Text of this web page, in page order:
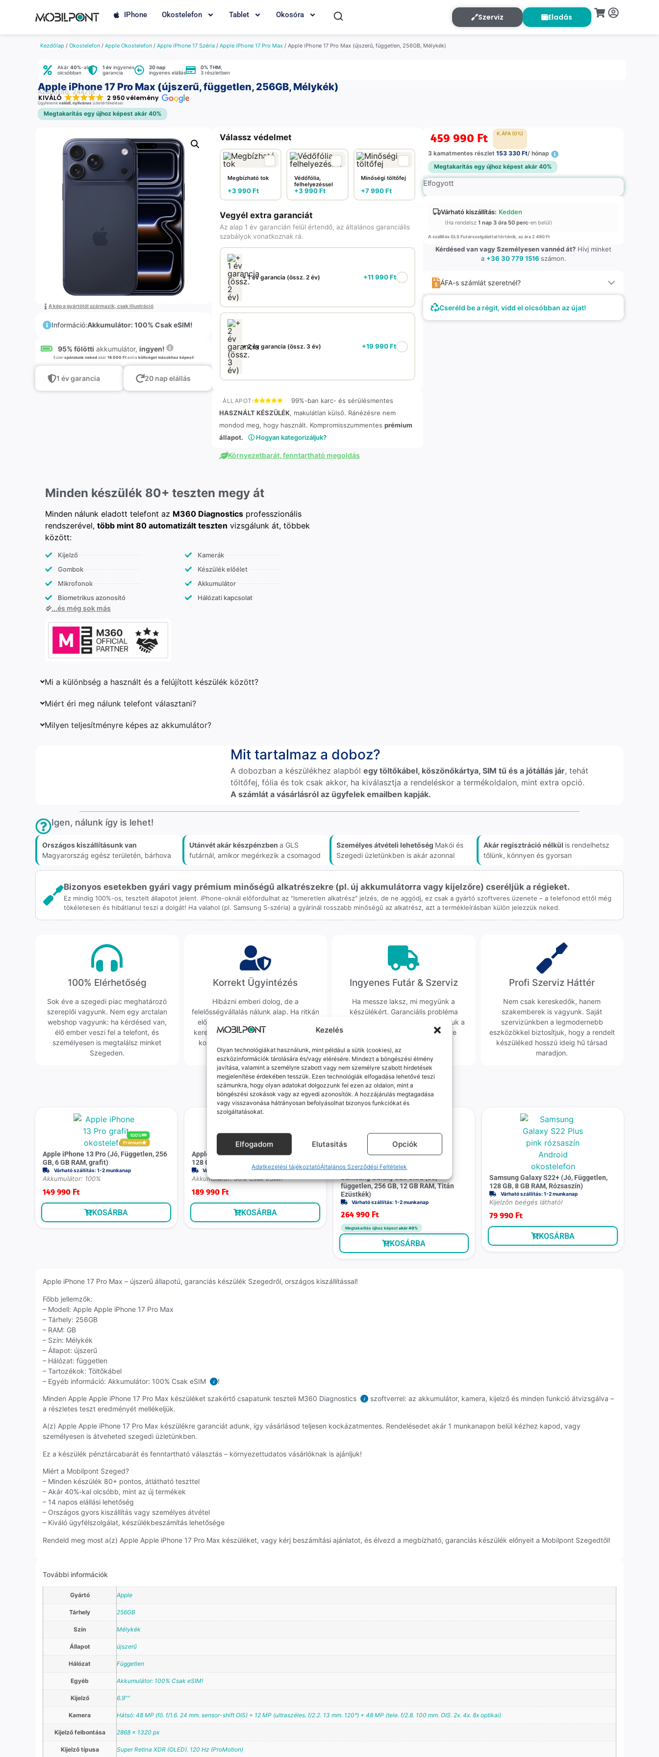
Kezelés
Olyan technológiákat használunk, mint például a sütik (cookies), az
eszközinformációk tárolására és/vagy elérésére. Mindezt a böngészési élmény
javítása, valamint a személyre szabott vagy nem személyre szabott hirdetések
megjelenítése érdekében tesszük. Ezen technológiák elfogadása lehetővé teszi
számunkra, hogy olyan adatokat dolgozzunk fel ezen az oldalon, mint a
böngészési szokások vagy az egyedi azonosítók. A hozzájárulás megtagadása
vagy visszavonása hátrányosan befolyásolhat bizonyos funkciókat és
szolgáltatásokat.
Elfogadom Elutasitás Opciók
Adatkezelési tájékoztatóÁltalános Szerződési Feltételek
IPhone Okostelefon Tablet Okosóra Szerviz Eladás
Kezdőlap / Okostelefon / Apple Okostelefon / Apple iPhone 17 Széria / Apple iPhone 17 Pro Max / Apple iPhone 17 Pro Max (újszerű, független, 256GB, Mélykék)
Akár 40%-al
olcsóbban
1 év ingyenes
garancia
20 nap
ingyenes elállás
0% THM
3 részletben
Apple iPhone 17 Pro Max (újszerű, független, 256GB, Mélykék)
Azonosító: 244718
KIVÁLÓ 2 950 vélemény
Ügyfeleink valódi, nyilvános üzletértékelései
Megtakarítás egy újhoz képest akár 40%
A kép a gyártótól származik, csak illustráció
Információ:Akkumulátor: 100% Csak eSIM!
95% fölötti akkumulátor, ingyen!
Ezzel spórolunk nekedakár 16 000 Ftextra költséget másokhoz képest!
1 év garancia 20 nap elállás
Válassz védelmet
Megbízható tok
+3 990Ft
Védőfólia,
felhelyezéssel
+3 990Ft
Minőségi töltőfej
+7 990Ft
Vegyél extra garanciát
Az alap 1 év garancián felül értendő, az általános garanciális
szabályok vonatkoznak rá.
+ 1 év garancia (össz. 2 év) +11 990Ft
+ 2 év garancia (össz. 3 év) +19 990Ft
ÁLLAPOT:
99%-ban karc- és sérülésmentes
HASZNÁLT KÉSZÜLÉK, makulátlan külső. Ránézésre nem
mondod meg, hogy használt. Kompromisszummentes prémium
állapot.
ⓘ Hogyan kategorizáljuk?
Környezetbarát, fenntartható megoldás
459 990 Ft K.ÁFA (0%)
3 kamatmentes részlet153 330 Ft/ hónap
Megtakarítás egy újhoz képest akár 40%
Elfogyott
Várható kiszállítás: Kedden
(Ha rendelsz1 nap 3 óra 50 perc-en belül)
A szállítás GLS Futárszolgálattal történik, az ára 2 490 Ft
Kérdésed van vagy Személyesen vannéd át? Hívj minket
a +36 30 779 1516 számon.
ÁFA-s számlát szeretnél?
Cseréld be a régit, vidd el olcsóbban az újat!
Minden készülék 80+ teszten megy át
Minden nálunk eladott telefont az M360 Diagnostics professzionális
rendszerével, több mint 80 automatizált teszten vizsgálunk át, többek
között:
Kijelző
Gombok
Mikrofonok
Biometrikus azonosító
Kamerák
Készülék előélet
Akkumulátor
Hálózati kapcsolat
...és még sok más
Mi a különbség a használt és a felújított készülék között?
Miért éri meg nálunk telefont választani?
Milyen teljesítményre képes az akkumulátor?
Mit tartalmaz a doboz?
A dobozban a készülékhez alapból egy töltőkábel, köszönőkártya, SIM tű és a jótállás jár, tehát
töltőfej, fólia és tok csak akkor, ha kiválasztja a rendeléskor a termékoldalon, mint extra opció.
A számlát a vásárlásról az ügyfelek emailben kapják.
Igen, nálunk így is lehet!
Országos kiszállításunk van
Magyarország egész területén, bárhova
Utánvét akár készpénzben a GLS
futárnál, amikor megérkezik a csomagod
Személyes átvételi lehetőség Makói és
Szegedi üzletünkben is akár azonnal
Akár regisztráció nélkül is rendelhetsz
tőlünk, könnyen és gyorsan
Bizonyos esetekben gyári vagy prémium minőségű alkatrészekre (pl. új akkumulátorra vagy kijelzőre) cseréljük a régieket.
Ez mindig 100%-os, tesztelt állapotot jelent. iPhone-oknál előfordulhat az "Ismeretlen alkatrész" jelzés, de ne aggódj, ez csak a gyártó szoftveres üzenete – a telefonod ettől még
tökéletesen és hibátlanul teszi a dolgát! Ha valahol (pl. Samsung S-széria) a gyárinál rosszabb minőségű az alkatrész, azt a termékleírásban külön jelezzük neked.
100% Elérhetőség
Sok éve a szegedi piac meghatározó
szereplői vagyunk. Nem egy arctalan
webshop vagyunk: ha kérdésed van,
élő ember veszi fel a telefont, és
személyesen is megtalálsz minket
Szegeden.
Korrekt Ügyintézés
Hibázni emberi dolog, de a
felelősségvállalás nálunk alap. Ha ritkán
előfordul egy hiba, nem kifogásokat
keresünk, hanem megoldást. Szakértő
kollégáink azonnal kézbe veszik az
ügyedet.
Ingyenes Futár & Szerviz
Ha messze laksz, mi megyünk a
készülékért. Garanciális probléma
esetén küldjük a futárt, bevizsgáljuk a
telefont, és javítva vagy cserélve
költséggel jár.
Profi Szerviz Háttér
Nem csak kereskedők, hanem
szakemberek is vagyunk. Saját
szervizünkben a legmodernebb
eszközökkel biztosítjuk, hogy a rendelt
készüléked hosszú ideig hű társad
maradjon.
Mások ezeket is megnézték
100%
Prémium
Apple iPhone 13 Pro (Jó, Független, 256
GB, 6 GB RAM, grafit)
Várható szállítás: 1-2 munkanap
Akkumulátor: 100%
149 990 Ft
KOSÁRBA
Prémium
Apple iPhone 15 (Újszerű, Független,
128 GB, 6 GB RAM, zöld)
Várható szállítás: 1-2 munkanap
Akkumulátor: 96% Csak eSIM!
189 990 Ft
KOSÁRBA
Samsung Galaxy S25 Ultra (Jó,
független, 256 GB, 12 GB RAM, Titán
Ezüstkék)
Várható szállítás: 1-2 munkanap
264 990 Ft
Megtakarítás újhoz képest akár 40%
KOSÁRBA
Samsung Galaxy S22+ (Jó, Független,
128 GB, 8 GB RAM, Rózsaszín)
Várható szállítás: 1-2 munkanap
Kijelzőn beégés látható!
79 990 Ft
KOSÁRBA
Apple iPhone 17 Pro Max – újszerű állapotú, garanciás készülék Szegedről, országos kiszállítással!
Főbb jellemzők:
– Modell: Apple Apple iPhone 17 Pro Max
– Tárhely: 256GB
– RAM: GB
– Szín: Mélykék
– Állapot: újszerű
– Hálózat: független
– Tartozékok: Töltőkábel
– Egyéb információ: Akkumulátor: 100% Csak eSIM
i !
Minden Apple Apple iPhone 17 Pro Max készüléket szakértő csapatunk teszteli M360 Diagnostics i
szoftverrel: az akkumulátor, kamera, kijelző és minden funkció átvizsgálva –
a részletes teszt eredményét mellékeljük.
A(z) Apple Apple iPhone 17 Pro Max készülékre garanciát adunk, így vásárlásod teljesen kockázatmentes. Rendelésedet akár 1 munkanapon belül kézhez kapod, vagy
személyesen is átveheted szegedi üzletünkben.
Ez a készülék pénztárcabarát és fenntartható választás – környezettudatos vásárlóknak is ajánljuk!
Miért a Mobilpont Szeged?
– Minden készülék 80+ pontos, átlátható teszttel
– Akár 40%-kal olcsóbb, mint az új termékek
– 14 napos elállási lehetőség
– Országos gyors kiszállítás vagy személyes átvétel
– Kiváló ügyfélszolgálat, készülékbeszámítás lehetősége
Rendeld meg most a(z) Apple Apple iPhone 17 Pro Max készüléket, vagy kérj beszámítási ajánlatot, és élvezd a megbízható, garanciás készülék előnyeit a Mobilpont Szegedtől!
További információk
Gyártó Apple
Tárhely 256GB
Szín Mélykék
Állapot újszerű
Hálózat Független
Egyéb Akkumulátor: 100% Csak eSIM!
Kijelző 6.9""
Kamera Hátsó: 48 MP (fő. f/1.6. 24 mm. sensor-shift OIS) + 12 MP (ultraszéles. f/2.2. 13 mm. 120°) + 48 MP (tele. f/2.8. 100 mm. OIS. 2x. 4x. 8x optikai)
Kijelző felbontása 2868 x 1320 px
Kijelző típusa Super Retina XDR (OLED). 120 Hz (ProMotion)